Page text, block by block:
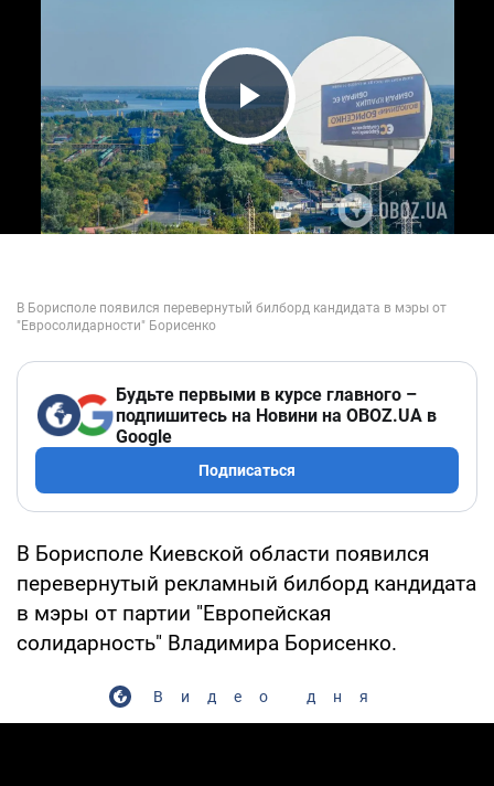
Play Video
Будьте первыми в курсе главного –
подпишитесь на Новини на OBOZ.UA в
Google
Подписаться
В Борисполе Киевской области появился
перевернутый рекламный билборд кандидата
в мэры от партии "Европейская
солидарность" Владимира Борисенко.
Видео дня